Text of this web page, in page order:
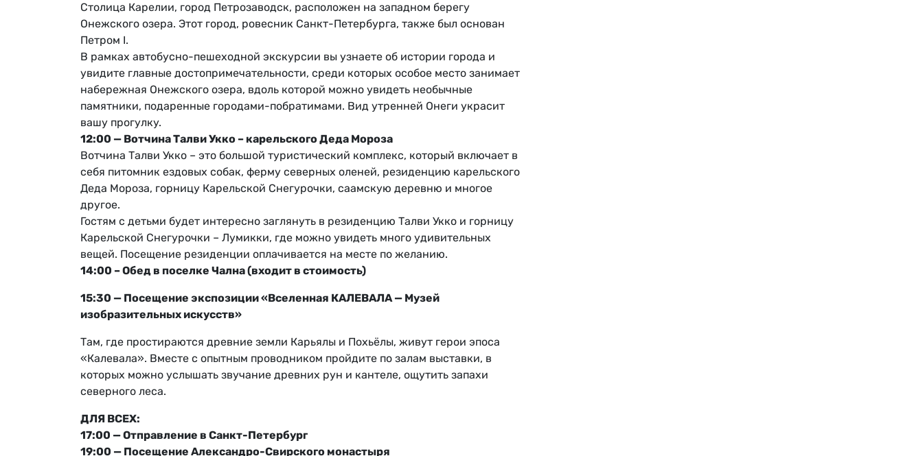
Столица Карелии, город Петрозаводск, расположен на западном берегу
Онежского озера. Этот город, ровесник Санкт-Петербурга, также был основан
Петром I.
В рамках автобусно-пешеходной экскурсии вы узнаете об истории города и
увидите главные достопримечательности, среди которых особое место занимает
набережная Онежского озера, вдоль которой можно увидеть необычные
памятники, подаренные городами-побратимами. Вид утренней Онеги украсит
вашу прогулку.
12:00 — Вотчина Талви Укко – карельского Деда Мороза
Вотчина Талви Укко – это большой туристический комплекс, который включает в
себя питомник ездовых собак, ферму северных оленей, резиденцию карельского
Деда Мороза, горницу Карельской Снегурочки, саамскую деревню и многое
другое.
Гостям с детьми будет интересно заглянуть в резиденцию Талви Укко и горницу
Карельской Снегурочки – Лумикки, где можно увидеть много удивительных
вещей. Посещение резиденции оплачивается на месте по желанию.
14:00 – Обед в поселке Чална (входит в стоимость)
15:30 — Посещение экспозиции «Вселенная КАЛЕВАЛА — Музей
изобразительных искусств»
Там, где простираются древние земли Карьялы и Похьёлы, живут герои эпоса
«Калевала». Вместе с опытным проводником пройдите по залам выставки, в
которых можно услышать звучание древних рун и кантеле, ощутить запахи
северного леса.
ДЛЯ ВСЕХ:
17:00 — Отправление в Санкт-Петербург
19:00 — Посещение Александро-Свирского монастыря